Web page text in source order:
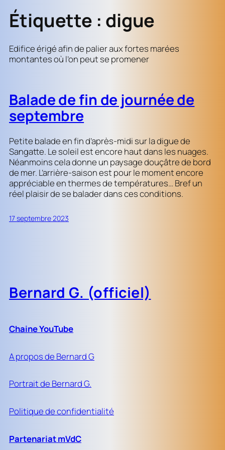
Étiquette : digue
Edifice érigé afin de palier aux fortes marées
montantes où l’on peut se promener
Balade de fin de journée de
septembre
Petite balade en fin d’après-midi sur la digue de
Sangatte. Le soleil est encore haut dans les nuages.
Néanmoins cela donne un paysage douçâtre de bord
de mer. L’arrière-saison est pour le moment encore
appréciable en thermes de températures… Bref un
réel plaisir de se balader dans ces conditions.
17 septembre 2023
Bernard G. (officiel)
Chaine YouTube
A propos de Bernard G
Portrait de Bernard G.
Politique de confidentialité
Partenariat mVdC